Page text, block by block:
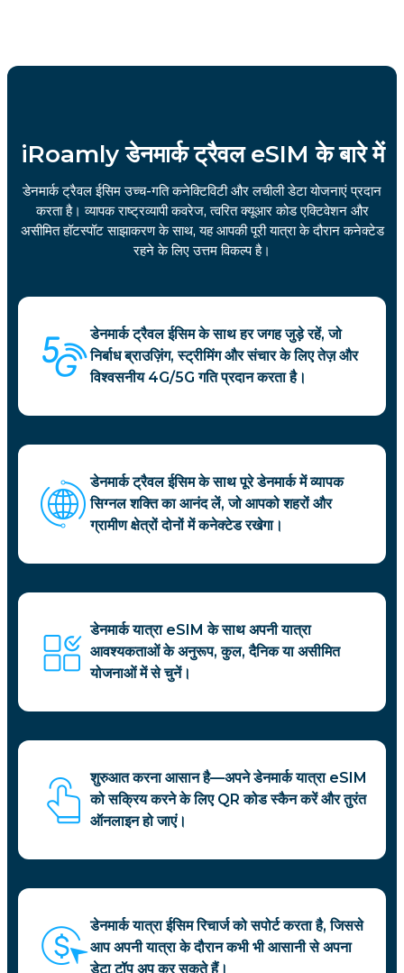
iRoamly डेनमार्क ट्रैवल eSIM के बारे में
डेनमार्क ट्रैवल ईसिम उच्च-गति कनेक्टिविटी और लचीली डेटा योजनाएं प्रदान
करता है। व्यापक राष्ट्रव्यापी कवरेज, त्वरित क्यूआर कोड एक्टिवेशन और
असीमित हॉटस्पॉट साझाकरण के साथ, यह आपकी पूरी यात्रा के दौरान कनेक्टेड
रहने के लिए उत्तम विकल्प है।
डेनमार्क ट्रैवल ईसिम के साथ हर जगह जुड़े रहें, जो
निर्बाध ब्राउज़िंग, स्ट्रीमिंग और संचार के लिए तेज़ और
विश्वसनीय 4G/5G गति प्रदान करता है।
डेनमार्क ट्रैवल ईसिम के साथ पूरे डेनमार्क में व्यापक
सिग्नल शक्ति का आनंद लें, जो आपको शहरों और
ग्रामीण क्षेत्रों दोनों में कनेक्टेड रखेगा।
डेनमार्क यात्रा eSIM के साथ अपनी यात्रा
आवश्यकताओं के अनुरूप, कुल, दैनिक या असीमित
योजनाओं में से चुनें।
शुरुआत करना आसान है—अपने डेनमार्क यात्रा eSIM
को सक्रिय करने के लिए QR कोड स्कैन करें और तुरंत
ऑनलाइन हो जाएं।
डेनमार्क यात्रा ईसिम रिचार्ज को सपोर्ट करता है, जिससे
आप अपनी यात्रा के दौरान कभी भी आसानी से अपना
डेटा टॉप अप कर सकते हैं।